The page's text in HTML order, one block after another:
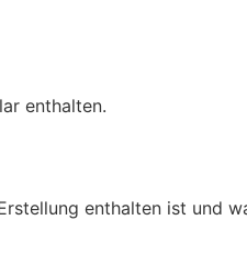
enthalten.
enthalten ist und